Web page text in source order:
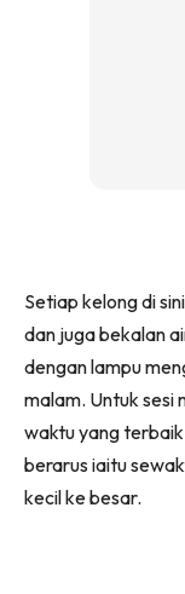
Setiap kelong di
dan juga bekalan
dengan lampu
malam. Untuk sesi
waktu yang
berarus iaitu
kecil ke besar.